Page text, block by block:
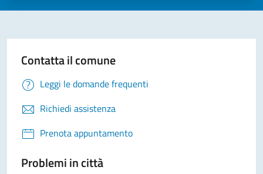
Contatta il comune
Leggi le domande frequenti
Richiedi assistenza
Prenota appuntamento
Problemi in città